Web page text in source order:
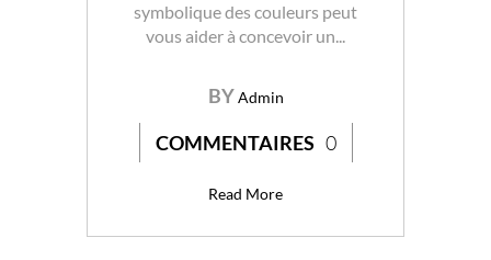
symbolique des couleurs peut
vous aider à concevoir un...
BYAdmin
COMMENTAIRES 0
Read More